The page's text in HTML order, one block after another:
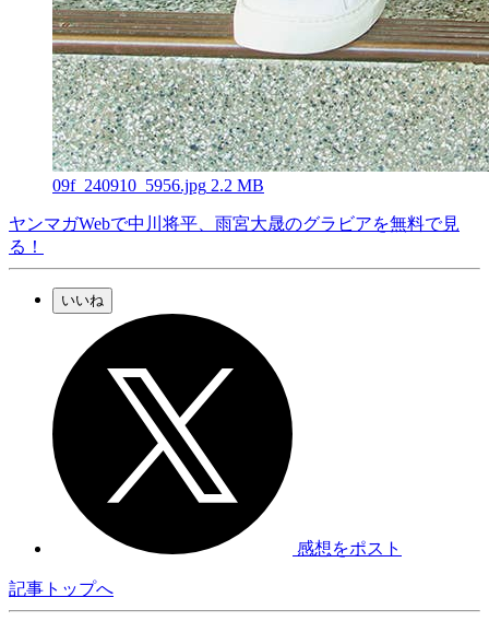
09f_240910_5956.jpg 2.2 MB
ヤンマガWebで中川将平、雨宮大晟のグラビアを無料で見
る！
いいね
感想をポスト
記事トップへ